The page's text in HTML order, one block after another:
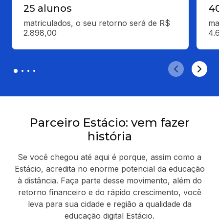
25 alunos
matriculados, o seu retorno será de R$
2.898,00
Parceiro Estácio: vem fazer
história
Se você chegou até aqui é porque, assim como a
Estácio, acredita no enorme potencial da educação
à distância. Faça parte desse movimento, além do
retorno financeiro e do rápido crescimento, você
leva para sua cidade e região a qualidade da
educação digital Estácio.